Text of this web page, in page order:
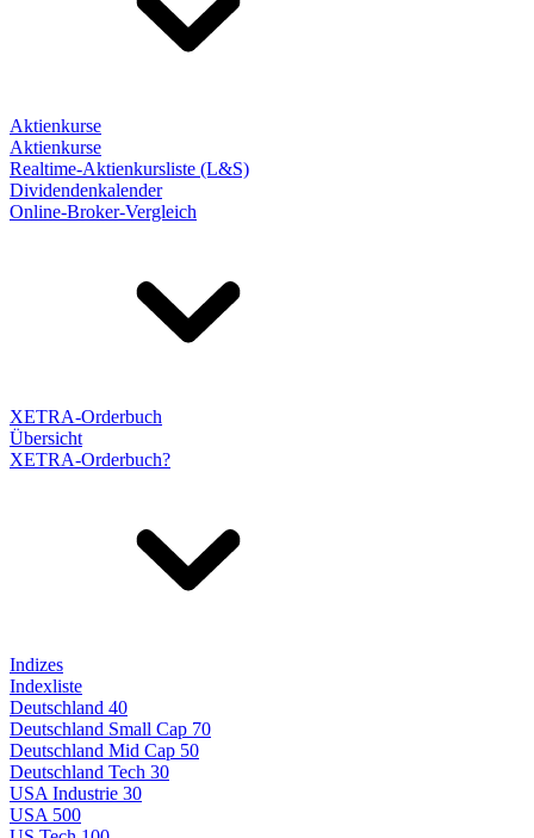
Aktienkurse
Aktienkurse
Realtime-Aktienkursliste (L&S)
Dividendenkalender
Online-Broker-Vergleich
XETRA-Orderbuch
Übersicht
XETRA-Orderbuch?
Indizes
Indexliste
Deutschland 40
Deutschland Small Cap 70
Deutschland Mid Cap 50
Deutschland Tech 30
USA Industrie 30
USA 500